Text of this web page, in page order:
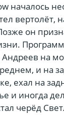
началось
вертолёт,
он
Андреев на
и на
ехал на
и иногда
черёд